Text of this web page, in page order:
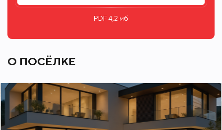
PDF 4,2 мб
О ПОСЁЛКЕ